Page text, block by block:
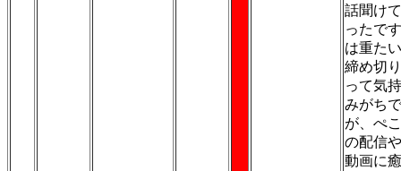
話聞け
ったで
は重た
締め切
って気
みがち
が、ぺ
の配信
動画に